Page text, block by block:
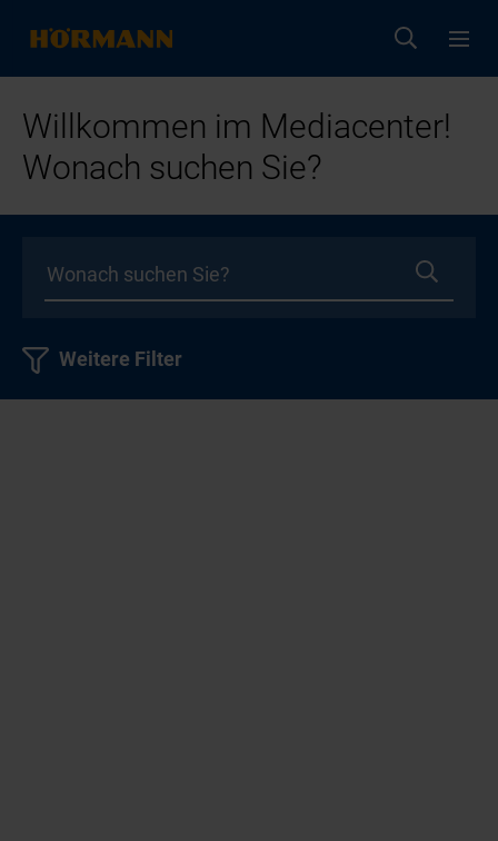
Willkommen im Mediacenter!
Wonach suchen Sie?
Weitere Filter